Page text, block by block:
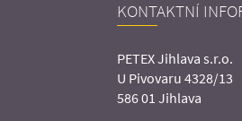
KONTAKTNÍ
PETEX Jihlava s.r.o.
U Pivovaru 4328/13
586 01 Jihlava